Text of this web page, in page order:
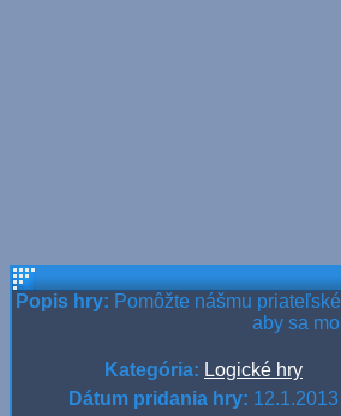
Popis hry: Pomôžte nášmu
aby sa
Kategória: Logické hry
Dátum pridania hry: 12.1.2013